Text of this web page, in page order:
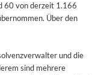
60 von derzeit 1.166
Über den
und die
sind mehrere